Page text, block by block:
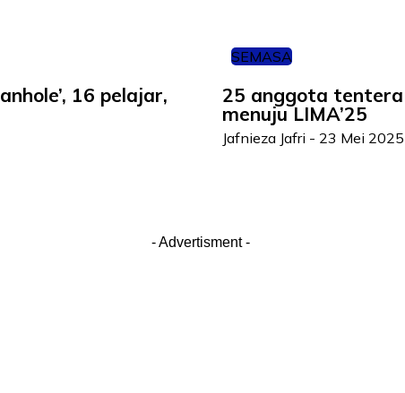
16 pelajar,
SEMASA
25 anggota
menuju LIMA’25
Jafnieza Jafri - 23 Mei 2025
- Advertisment -